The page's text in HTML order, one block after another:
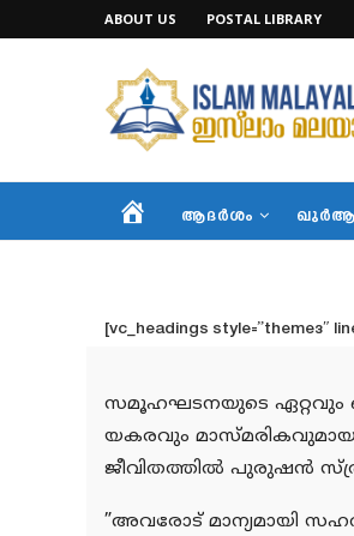
ABOUT US POSTAL LIBRARY
HOMEആദര്‍ശം
[vc_headings style=”theme3″
സമൂഹഘടനയുടെ ഏറ്റവും
യകരവും മാസ്മരികവുമായ
ജീവിതത്തില്‍ പുരുഷന്‍
”അവരോട് മാന്യമായി